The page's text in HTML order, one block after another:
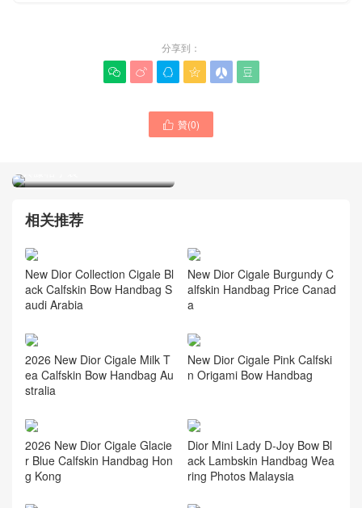
分享到：
     
 贊(0)
Australia DIOR女士手袋專
相关推荐
New Dior Collection Cigale Bl
ack Calfskin Bow Handbag S
audi Arabia
New Dior Cigale Burgundy C
alfskin Handbag Price Canad
a